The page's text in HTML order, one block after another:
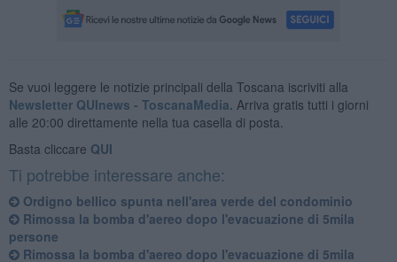
Se vuoi leggere le notizie principali della Toscana iscriviti alla
Newsletter QUInews - ToscanaMedia. Arriva gratis tutti i giorni
alle 20:00 direttamente nella tua casella di posta.
Basta cliccare QUI
Ti potrebbe interessare anche:
Ordigno bellico spunta nell'area verde del condominio
Rimossa la bomba d'aereo dopo l'evacuazione di 5mila
persone
Rimossa la bomba d'aereo dopo l'evacuazione di 5mila